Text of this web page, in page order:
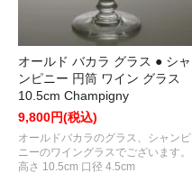
オールド バカラ グラス ● シャ
ンピニー 円筒 ワイン グラス
10.5cm Champigny
9,800円(税込)
オールドバカラのグラス、シャンピ
ニーのワイングラスでございます。
高さ 10.5cm 口径 4.5cm